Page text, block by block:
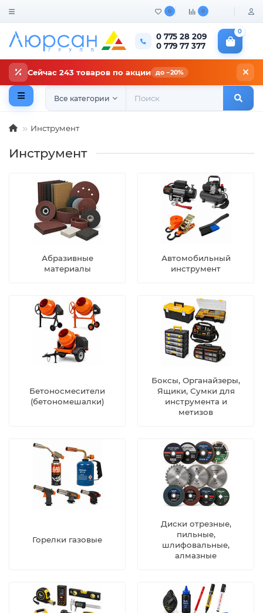
0 0
0 775 28 209
0 779 77 377
0
Сейчас 243 товаров по акции до −20%
Все категории
Инструмент
Инструмент
Абразивные
материалы
Автомобильный
инструмент
Бетоносмесители
(бетономешалки)
Боксы, Органайзеры,
Ящики, Сумки для
инструмента и
метизов
Горелки газовые
Диски отрезные,
пильные,
шлифовальные,
алмазные